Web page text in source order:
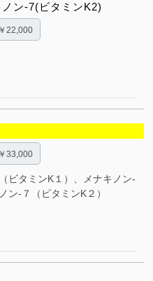
ン-7(ビタミンK2)
22,000
33,000
ビタミンK１）、メナキノン-
ン-７（ビタミンK２）